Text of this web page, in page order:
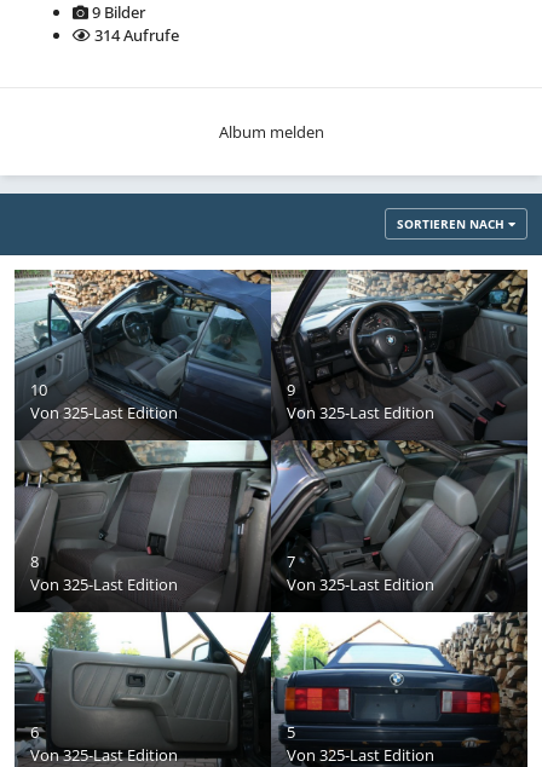
9 Bilder
314 Aufrufe
Album melden
SORTIEREN NACH
10
Von325-Last Edition
9
Von 325-Last Edition
8
Von 325-Last Edition
7
Von 325-Last Edition
6
Von325-Last Edition
5
Von 325-Last Edition